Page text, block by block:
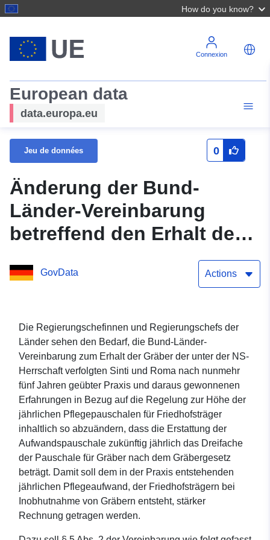
How do you know?
Connexion
European data
data.europa.eu
Jeu de données 0
Änderung der Bund-
Länder-Vereinbarung
betreffend den Erhalt der
nationalsozialistischen
verfolgten Sinti und Roma
GovData Actions
Die Regierungschefinnen und Regierungschefs der
Länder sehen den Bedarf, die Bund-Länder-
Vereinbarung zum Erhalt der Gräber der unter der NS-
Herrschaft verfolgten Sinti und Roma nach nunmehr
fünf Jahren geübter Praxis und daraus gewonnenen
Erfahrungen in Bezug auf die Regelung zur Höhe der
jährlichen Pflegepauschalen für Friedhofsträger
inhaltlich so abzuändern, dass die Erstattung der
Aufwandspauschale zukünftig jährlich das Dreifache
der Pauschale für Gräber nach dem Gräbergesetz
beträgt. Damit soll dem in der Praxis entstehenden
jährlichen Pflegeaufwand, der Friedhofsträgern bei
Inobhutnahme von Gräbern entsteht, stärker
Rechnung getragen werden.